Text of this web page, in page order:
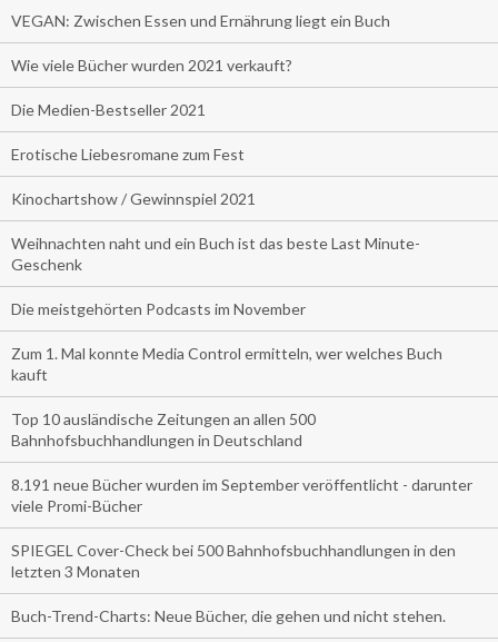
VEGAN: Zwischen Essen und Ernährung liegt ein Buch
Wie viele Bücher wurden 2021 verkauft?
Die Medien-Bestseller 2021
Erotische Liebesromane zum Fest
Kinochartshow / Gewinnspiel 2021
Weihnachten naht und ein Buch ist das beste Last Minute-
Geschenk
Die meistgehörten Podcasts im November
Zum 1. Mal konnte Media Control ermitteln, wer welches Buch
kauft
Top 10 ausländische Zeitungen an allen 500
Bahnhofsbuchhandlungen in Deutschland
8.191 neue Bücher wurden im September veröffentlicht - darunter
viele Promi-Bücher
SPIEGEL Cover-Check bei 500 Bahnhofsbuchhandlungen in den
letzten 3 Monaten
Buch-Trend-Charts: Neue Bücher, die gehen und nicht stehen.